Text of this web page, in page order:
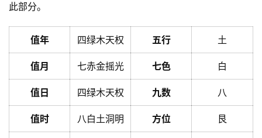
此部分。
值年 四绿木天权 五行 土
值月 七赤金摇光 七色 白
值日 四绿木天权 九数 八
值时 八白土洞明 方位 艮